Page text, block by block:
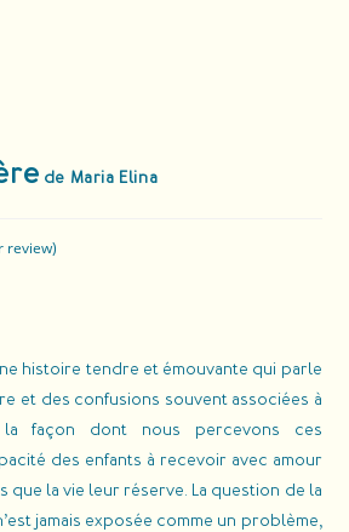
de Maria Elina
review)
histoire tendre et émouvante qui parle
et des confusions souvent associées à
façon dont nous percevons ces
des enfants à recevoir avec amour
que la vie leur réserve. La question de la
jamais exposée comme un problème,